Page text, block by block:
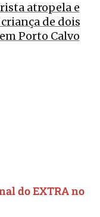
atropela e
de dois
Porto Calvo
do EXTRA no